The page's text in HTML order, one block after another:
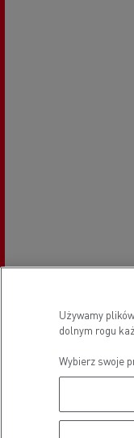
Używamy
dolnym rogu
Wybierz swoje